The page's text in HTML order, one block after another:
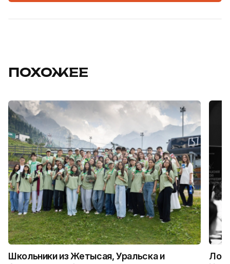
ПОХОЖЕЕ
Школьники из Жетысая, Уральска и